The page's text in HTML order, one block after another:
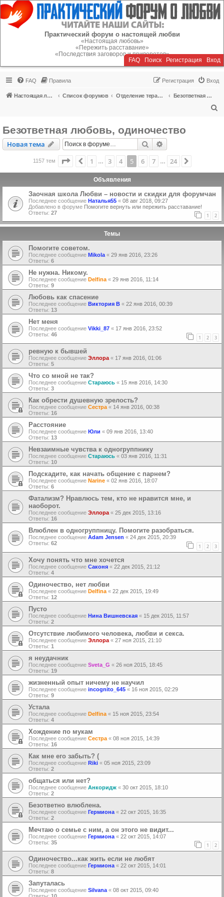
Регистрация
Практический форум о настоящей любви
«Настоящая любовь»
«Пережить расставание»
«Последствия заговоров и приворотов»
FAQ Поиск Регистрация Вход
FAQ Правила Вход
Регистрация
Настоящая любовь Список форумов Отделение терапии
Безответная любовь, одиночество
Безответная любовь, одиночество
Новая тема
Новаятема Поиск
1157 тем Страница из 24
Пред.
1 3 4 5 6 7 24
Объявления
Заочная школа Любви – новости и скидки для форумчан
Последнее сообщение Наталья55 « 08 авг 2018, 09:27
Добавлено в форуме Помогите вернуть или пережить расставание!
Ответы: 27 1 2
Темы
Помогите советом.
Последнее сообщение Mikola « 29 янв 2016, 23:26
Ответы: 6
Не нужна. Никому.
Последнее сообщение Delfina « 29 янв 2016, 11:14
Ответы: 9
Любовь как спасение
Последнее сообщение Виктория В « 22 янв 2016, 00:39
Ответы: 13
Нет меня
Последнее сообщение Vikki_87 « 17 янв 2016, 23:52
Ответы: 46 1 2 3
ревную к бывшей
Последнее сообщение Эллора « 17 янв 2016, 01:06
Ответы: 5
Что со мной не так?
Последнее сообщение Стараюсь « 15 янв 2016, 14:30
Ответы: 3
Как обрести душевную зрелость?
Последнее сообщение Сестра « 14 янв 2016, 00:38
Ответы: 16
Расстояние
Последнее сообщение Юли « 09 янв 2016, 13:40
Ответы: 13
Невзаимные чувства к одногруппнику
Последнее сообщение Стараюсь « 03 янв 2016, 11:31
Ответы: 10
Подскадите, как начать общение с парнем?
Последнее сообщение Narine « 02 янв 2016, 18:07
Ответы: 6
Фатализм? Нравлюсь тем, кто не нравится мне, и
наоборот.
Последнее сообщение Эллора « 25 дек 2015, 13:16
Ответы: 16
Влюблен в одногруппницу. Помогите разобраться.
Последнее сообщение Adam Jensen « 24 дек 2015, 20:39
Ответы: 62 1 2 3
Хочу понять что мне хочется
Последнее сообщение Саконя « 22 дек 2015, 21:12
Ответы: 4
Одиночество, нет любви
Последнее сообщение Delfina « 22 дек 2015, 19:49
Ответы: 12
Пусто
Последнее сообщение Нина Вишневская « 15 дек 2015, 11:57
Ответы: 2
Отсутствие любимого человека, любви и секса.
Последнее сообщение Эллора « 27 ноя 2015, 21:10
Ответы: 1
я неудачник
Последнее сообщение Sveta_G « 26 ноя 2015, 18:45
Ответы: 19
жизненный опыт ничему не научил
Последнее сообщение incognito_645 « 16 ноя 2015, 02:29
Ответы: 9
Устала
Последнее сообщение Delfina « 15 ноя 2015, 23:54
Ответы: 4
Хождение по мукам
Последнее сообщение Сестра « 08 ноя 2015, 14:39
Ответы: 16
Как мне его забыть? (
Последнее сообщение Riki « 05 ноя 2015, 23:09
Ответы: 2
общаться или нет?
Последнее сообщение Анкоридж « 30 окт 2015, 18:10
Ответы: 2
Безответно влюблена.
Последнее сообщение Гермиона « 22 окт 2015, 16:35
Ответы: 2
Мечтаю о семье с ним, а он этого не видит...
Последнее сообщение Гермиона « 22 окт 2015, 14:07
Ответы: 35 1 2
Одиночество...как жить если не любят
Последнее сообщение Гермиона « 22 окт 2015, 14:01
Ответы: 8
Запуталась
Последнее сообщение Silvana « 08 окт 2015, 09:40